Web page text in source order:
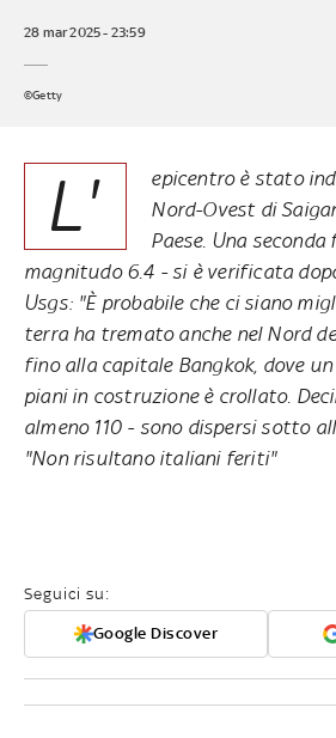
28 mar 2025 - 23:59
©Getty
L'
epicentro è stato
Nord-Ovest di
Paese. Una
magnitudo 6.4 - si è verificata
Usgs: "È probabile che ci siano
terra ha tremato anche nel Nord
fino alla capitale Bangkok, dove
piani in costruzione è crollato.
almeno 110 - sono dispersi sotto
"Non risultano italiani feriti"
Seguici su:
Google Discover